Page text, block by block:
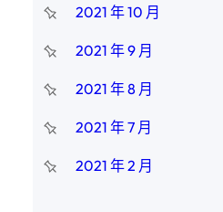
2021 年 10 月
2021 年 9 月
2021 年 8 月
2021 年 7 月
2021 年 2 月